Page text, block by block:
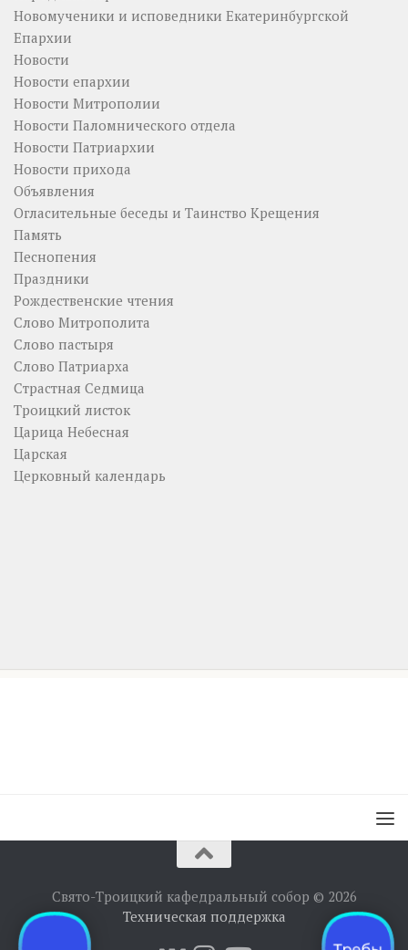
Новомученики и исповедники Екатеринбургской
Епархии
Новости
Новости епархии
Новости Митрополии
Новости Паломнического отдела
Новости Патриархии
Новости прихода
Объявления
Огласительные беседы и Таинство Крещения
Память
Песнопения
Праздники
Рождественские чтения
Слово Митрополита
Слово пастыря
Слово Патриарха
Страстная Седмица
Троицкий листок
Царица Небесная
Царская
Церковный календарь
Свято-Троицкий кафедральный собор © 2026
Техническая поддержка